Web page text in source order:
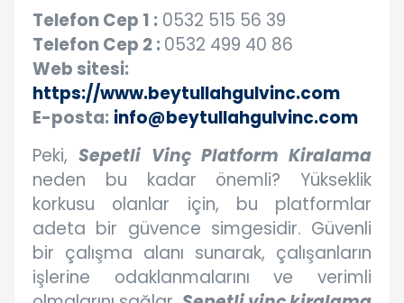
Telefon Cep 1 : 0532 515 56 39
Telefon Cep 2 :0532 499 40 86
Web sitesi:
https://www.beytullahgulvinc.com
E-posta: info@beytullahgulvinc.com
Peki,Sepetli Vinç Platform Kiralama
neden bu kadar önemli? Yükseklik
korkusu olanlar için, bu platformlar
adeta bir güvence simgesidir. Güvenli
bir çalışma alanı sunarak, çalışanların
işlerine odaklanmalarını ve verimli